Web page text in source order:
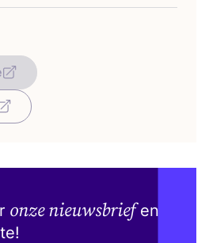
onze nieuwsbriefen